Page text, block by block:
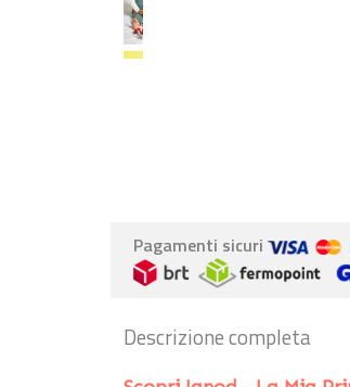
Pagamenti sicuri
Descrizione completa